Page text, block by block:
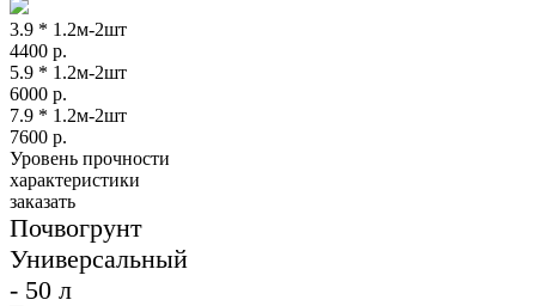
3.9 * 1.2м-2шт
4400 р.
5.9 * 1.2м-2шт
6000 р.
7.9 * 1.2м-2шт
7600 р.
Уровень прочности
характеристики
заказать
Почвогрунт
Универсальный
- 50 л